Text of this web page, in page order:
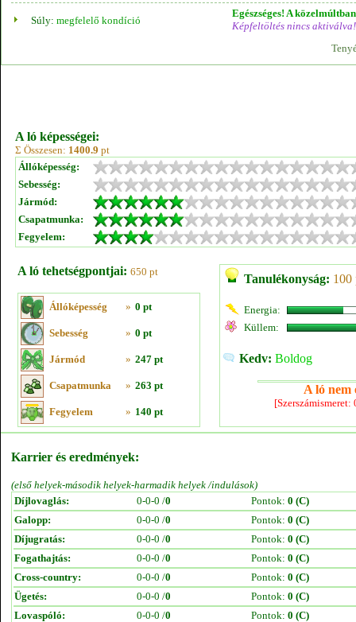
Súly: megfelelő kondíció
Egészséges! A
Képfeltöltés nincs aktiválva!
A ló képességei:
Σ Összesen: 1400.9 pt
Állóképesség:
Sebesség:
Jármód:
Csapatmunka:
Fegyelem:
A ló tehetségpontjai: 650 pt
Állóképesség » 0 pt
Sebesség » 0 pt
Jármód » 247 pt
Csapatmunka » 263 pt
Fegyelem » 140 pt
Tanulékonyság: 100
Energia:
Küllem:
Kedv: Boldog
A ló nem
Karrier és eredmények:
(első helyek-második helyek-harmadik helyek /indulások)
Díjlovaglás:
0-0-0 /0 Pontok: 0 (C)
Galopp:
0-0-0 /0 Pontok: 0 (C)
Díjugratás:
0-0-0 /0 Pontok: 0 (C)
Fogathajtás:
0-0-0 /0 Pontok: 0 (C)
Cross-country:
0-0-0 /0 Pontok: 0 (C)
Ügetés:
0-0-0 /0 Pontok: 0 (C)
Lovaspóló:
0-0-0 /0 Pontok: 0 (C)